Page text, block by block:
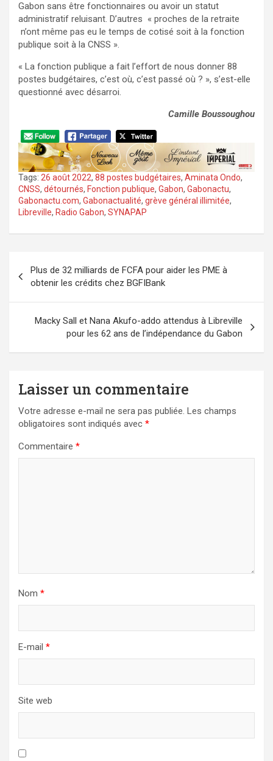
Gabon sans être fonctionnaires ou avoir un statut
administratif reluisant. D’autres « proches de la retraite
n’ont même pas eu le temps de cotisé soit à la fonction
publique soit à la CNSS ».
« La fonction publique a fait l’effort de nous donner 88
postes budgétaires, c’est où, c’est passé où ? », s’est-elle
questionné avec désarroi.
Camille Boussoughou
Tags: 26 août 2022, 88 postes budgétaires, Aminata Ondo,
CNSS, détournés, Fonction publique, Gabon, Gabonactu,
Gabonactu.com, Gabonactualité, grève général illimitée,
Libreville, Radio Gabon, SYNAPAP
de
l’article
Plus de 32 milliards de FCFA pour aider les PME à
obtenir les crédits chez BGFIBank
Macky Sall et Nana Akufo-addo attendus à Libreville
pour les 62 ans de l’indépendance du Gabon
Laisser un commentaire
Votre adresse e-mail ne sera pas publiée. Les champs
obligatoires sont indiqués avec *
Commentaire *
Nom *
E-mail *
Site web